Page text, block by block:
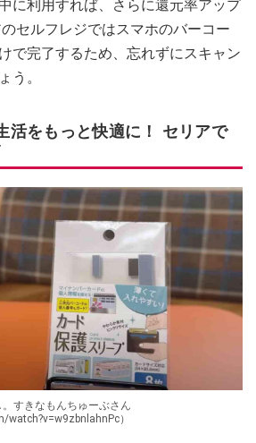
に利用すれば、さらに還元率アップ
セルフレジではスマホのバーコー
で完了するため、忘れずにスキャン
う。
活をもっと快適に！ セリアで
すきなもんちゅーぶさん
watch?v=w9zbnlahnPc）